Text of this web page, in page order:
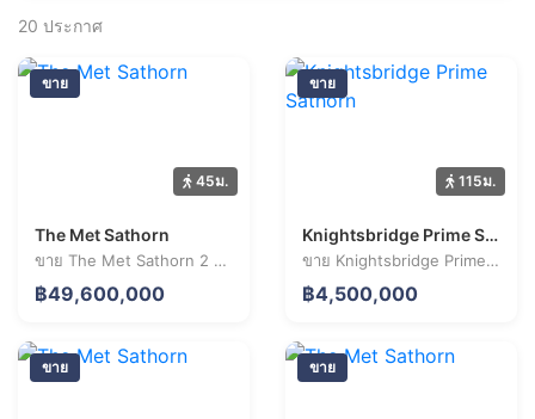
20 ประกาศ
ขาย
45ม.
The Met Sathorn
ขาย The Met Sathorn 2 ห้องนอน 72.9 ตร.ม. ราคา 49.60 ล้านบาท
฿49,600,000
ขาย
115ม.
Knightsbridge Prime Sathorn
ขาย Knightsbridge Prime Sathorn 1 ห้องนอน 35.9 ตร.ม. ราคา 4.50 ล้านบาท
฿4,500,000
ขาย ขาย